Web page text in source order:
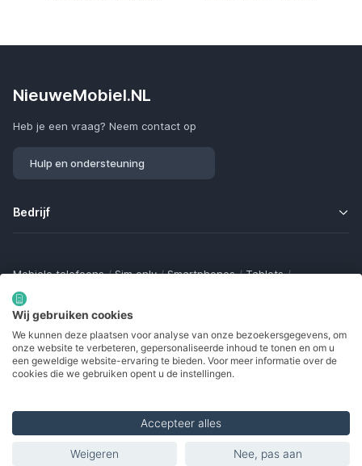
NieuweMobiel.NL
Heb je een vraag? Neem contact op
Hulp en ondersteuning
Bedrijf
Mobiele telefoons / Sim only / Smartphones / Tablets /
Smartwatches
Bluetooth trackers / Opladers
Samsung Galaxy
Gamingtelefoons / Foldables / Robuuste telefoons /
Seniorentelefoons / Waterdichte telefoons / Refurbished
© 2002 - 2026. Alle rechten voorbehouden
Vermelde producten
Wij gebruiken cookies
We kunnen deze plaatsen voor analyse van onze bezoekersgegevens, om
onze website te verbeteren, gepersonaliseerde inhoud te tonen en om u
een geweldige website-ervaring te bieden. Voor meer informatie over de
cookies die we gebruiken opent u de instellingen.
Accepteer alles
Weigeren Nee, pas aan